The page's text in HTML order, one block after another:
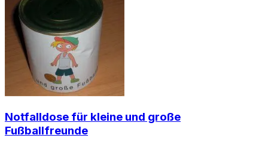
Notfalldose für kleine und große
Fußballfreunde